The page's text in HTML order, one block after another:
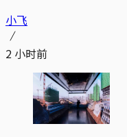
小飞
2 小时前